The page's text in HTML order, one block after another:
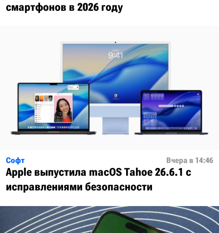
смартфонов в 2026 году
Софт Вчера в 14:46
Apple выпустила macOS Tahoe 26.6.1 с
исправлениями безопасности